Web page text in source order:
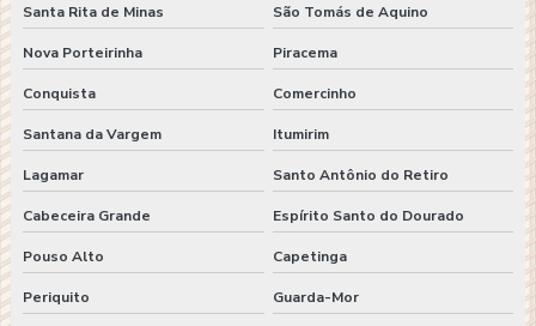
Santa Rita de Minas São Tomás de Aquino
Nova Porteirinha Piracema
Conquista Comercinho
Santana da Vargem Itumirim
Lagamar Santo Antônio do Retiro
Cabeceira Grande Espírito Santo do Dourado
Pouso Alto Capetinga
Periquito Guarda-Mor